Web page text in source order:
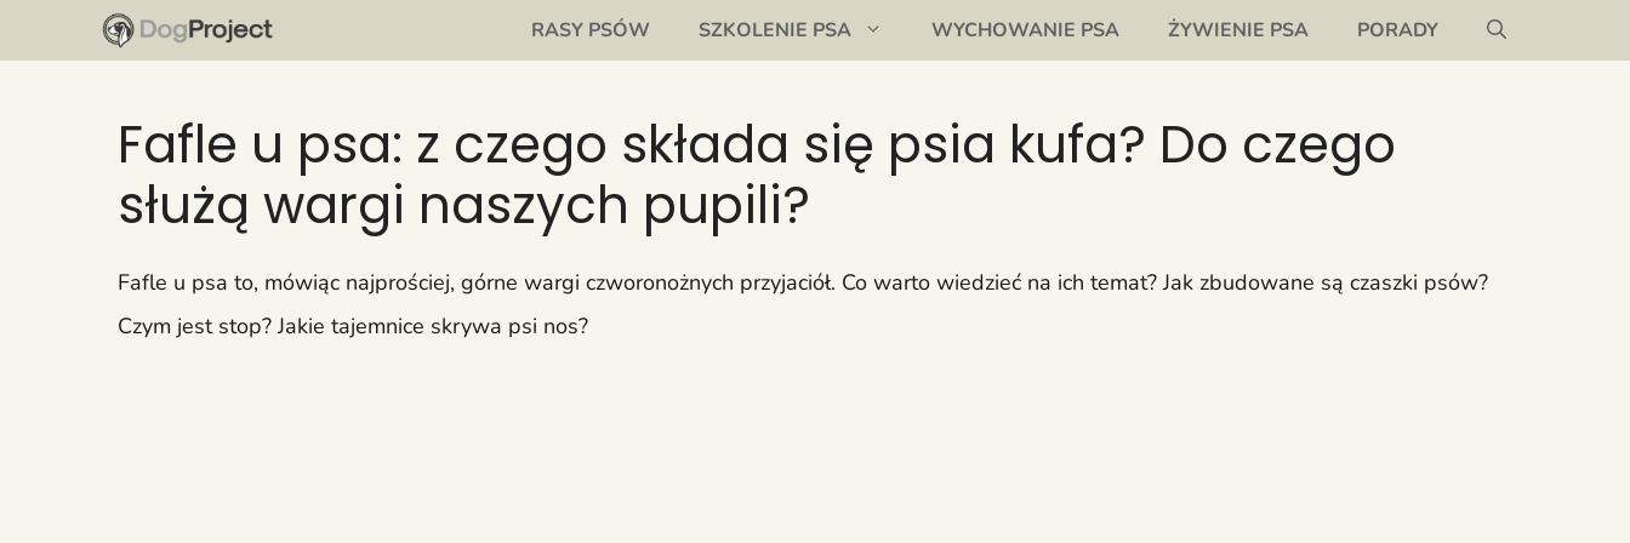
do
RASY PSÓW SZKOLENIE PSA WYCHOWANIE PSA ŻYWIENIE PSA PORADY
Fafle u psa: z czego składa się psia kufa? Do czego
służą wargi naszych pupili?
Fafle u psa to, mówiąc najprościej, górne wargi czworonożnych przyjaciół. Co warto wiedzieć na ich temat? Jak zbudowane są czaszki psów?
Czym jest stop? Jakie tajemnice skrywa psi nos?